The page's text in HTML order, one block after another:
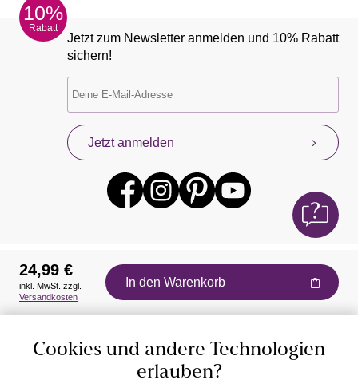
10%
Rabatt
Jetzt zum Newsletter anmelden und 10% Rabatt
sichern!
Jetzt anmelden
Auszeichnungen
24,99 €
inkl. MwSt. zzgl.
Versandkosten
In den Warenkorb
Cookies und andere Technologien
erlauben?